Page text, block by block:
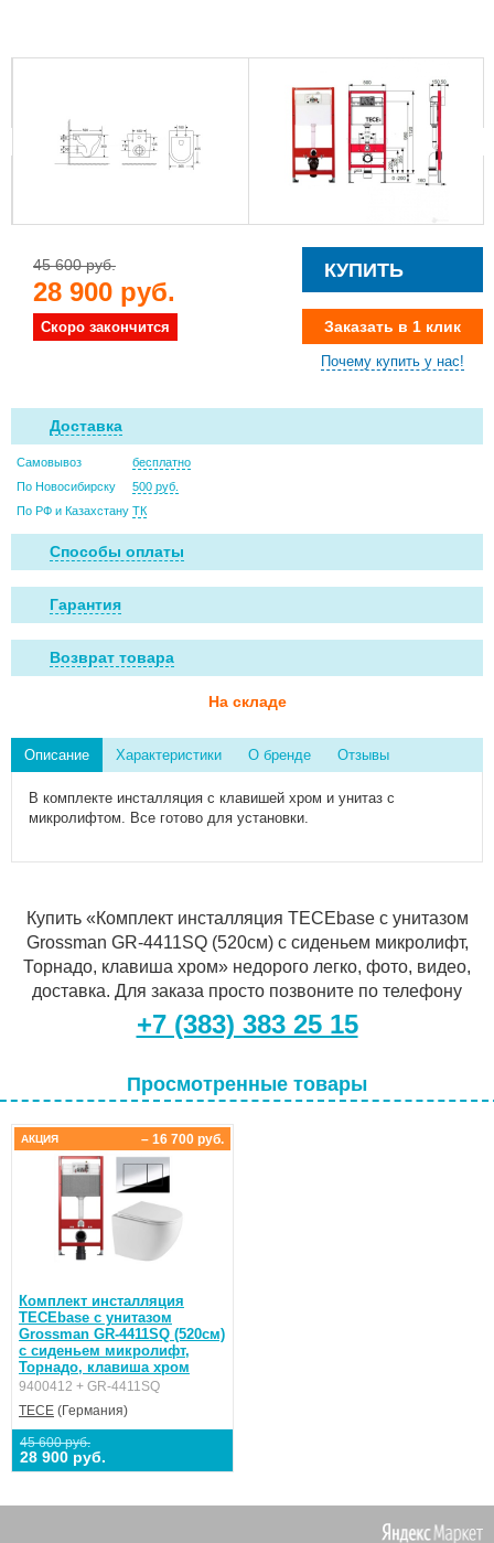
45 600 руб.
28 900 руб.
Скоро закончится
КУПИТЬ
Заказать в 1 клик
Почему купить у нас!
Доставка
Самовывоз
бесплатно
По Новосибирску
500 руб.
По РФ и Казахстану ТК
Способы оплаты
Гарантия
Возврат товара
На складе
Описание Характеристики О бренде Отзывы
В комплекте инсталляция с клавишей хром и унитаз с
микролифтом. Все готово для установки.
Купить «Комплект инсталляция TECEbase с унитазом
Grossman GR-4411SQ (520см) с сиденьем микролифт,
Торнадо, клавиша хром» недорого легко, фото, видео,
доставка. Для заказа просто позвоните по телефону
+7 (383) 383 25 15
Просмотренные товары
Комплект инсталляция
TECEbase с унитазом
Grossman GR-4411SQ (520см)
с сиденьем микролифт,
Торнадо, клавиша хром
9400412 + GR-4411SQ
TECE (Германия)
45 600 руб.
28 900 руб.
– 16 700 руб.
АКЦИЯ